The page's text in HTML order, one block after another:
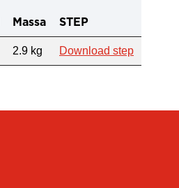
Massa STEP
2.9 kg Download step